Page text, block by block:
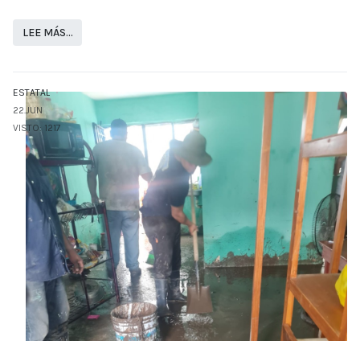
LEE MÁS…
ESTATAL
22.JUN
VISTO: 1217